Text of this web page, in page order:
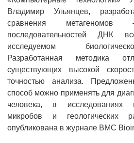
Владимир Ульянцев,
сравнения метагеномов
последовательностей ДНК
исследуемом
Разработанная методика
существующих высокой
точностью анализа.
способ можно применять для
человека, в исследованиях
микробов и геологических
опубликована в журнале BMC